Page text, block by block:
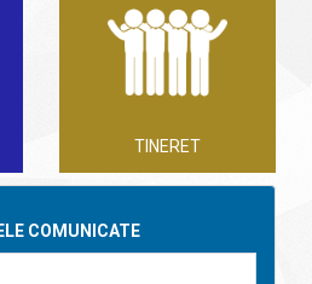
TINERET
COMUNICATE